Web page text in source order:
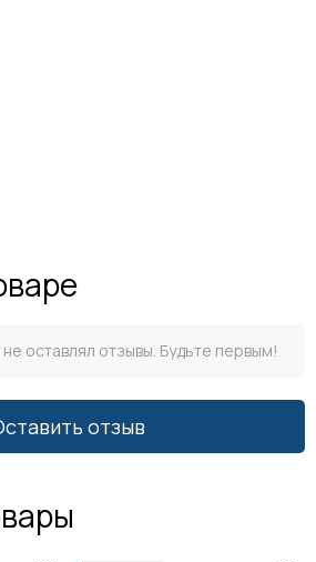
оставлял отзывы. Будьте первым!
отзыв